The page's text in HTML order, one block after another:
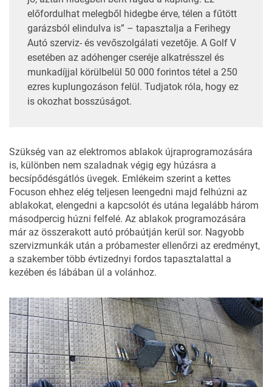
előfordulhat melegből hidegbe érve, télen a fűtött
garázsból elindulva is” – tapasztalja a Ferihegy
Autó szerviz- és vevőszolgálati vezetője. A Golf V
esetében az adóhenger cseréje alkatrésszel és
munkadíjjal körülbelül 50 000 forintos tétel a 250
ezres kuplungozáson felül. Tudjatok róla, hogy ez
is okozhat bosszúságot.
Szükség van az elektromos ablakok újraprogramozására
is, különben nem szaladnak végig egy húzásra a
becsípődésgátlós üvegek. Emlékeim szerint a kettes
Focuson ehhez elég teljesen leengedni majd felhúzni az
ablakokat, elengedni a kapcsolót és utána legalább három
másodpercig húzni felfelé. Az ablakok programozására
már az összerakott autó próbaútján kerül sor. Nagyobb
szervizmunkák után a próbamester ellenőrzi az eredményt,
a szakember több évtizednyi fordos tapasztalattal a
kezében és lábában ül a volánhoz.